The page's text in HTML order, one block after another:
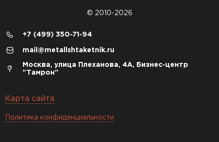
© 2010-2026
+7 (499) 350-71-94
mail@metallshtaketnik.ru
Москва, улица Плеханова, 4А, Бизнес-центр
"Тамрон"
Карта сайта
Политика конфиденциальности